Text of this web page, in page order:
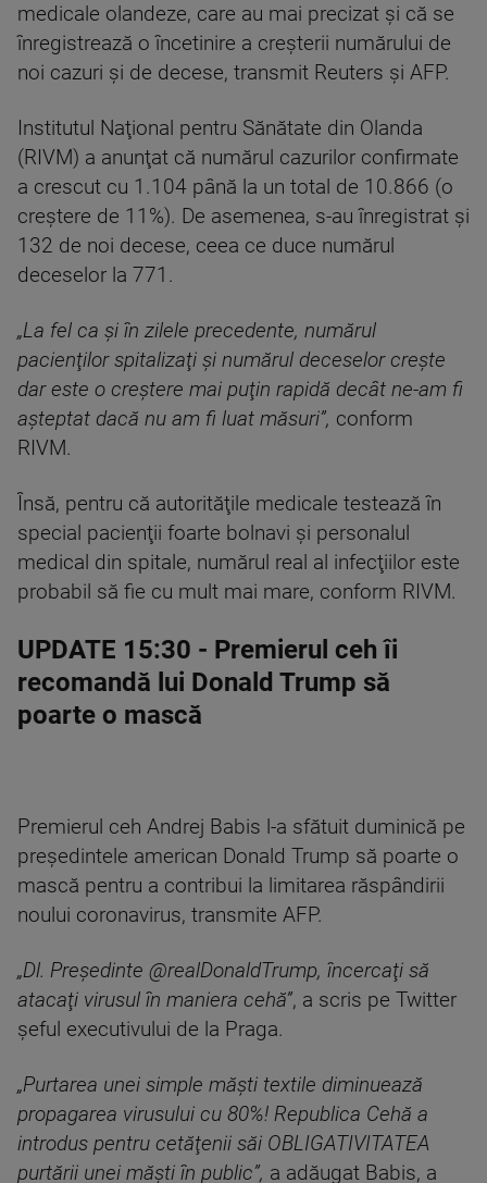
medicale olandeze, care au mai precizat şi că se
înregistrează o încetinire a creşterii numărului de
noi cazuri şi de decese, transmit Reuters şi AFP.
Institutul Naţional pentru Sănătate din Olanda
(RIVM) a anunţat că numărul cazurilor confirmate
a crescut cu 1.104 până la un total de 10.866 (o
creştere de 11%). De asemenea, s-au înregistrat şi
132 de noi decese, ceea ce duce numărul
deceselor la 771.
„La fel ca şi în zilele precedente, numărul
pacienţilor spitalizaţi şi numărul deceselor creşte
dar este o creştere mai puţin rapidă decât ne-am fi
aşteptat dacă nu am fi luat măsuri”, conform
RIVM.
Însă, pentru că autorităţile medicale testează în
special pacienţii foarte bolnavi şi personalul
medical din spitale, numărul real al infecţiilor este
probabil să fie cu mult mai mare, conform RIVM.
UPDATE 15:30 - Premierul ceh îi
recomandă lui Donald Trump să
poarte o mască
Premierul ceh Andrej Babis l-a sfătuit duminică pe
preşedintele american Donald Trump să poarte o
mască pentru a contribui la limitarea răspândirii
noului coronavirus, transmite AFP.
„Dl. Preşedinte @realDonaldTrump, încercaţi să
atacaţi virusul în maniera cehă”, a scris pe Twitter
şeful executivului de la Praga.
„Purtarea unei simple măşti textile diminuează
propagarea virusului cu 80%! Republica Cehă a
introdus pentru cetăţenii săi OBLIGATIVITATEA
purtării unei măşti în public”, a adăugat Babis, a